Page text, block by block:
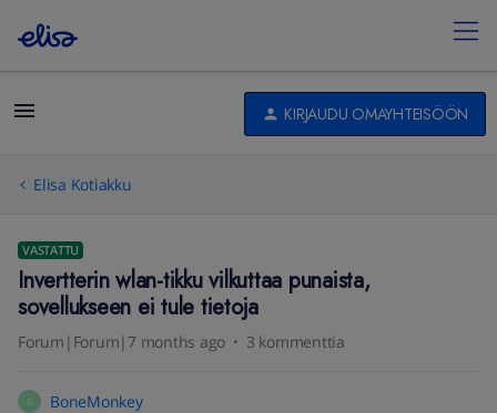
KIRJAUDU OMAYHTEISÖÖN
Elisa Kotiakku
VASTATTU
Invertterin wlan-tikku vilkuttaa punaista,
sovellukseen ei tule tietoja
Forum|Forum|7 months ago 3 kommenttia
B BoneMonkey